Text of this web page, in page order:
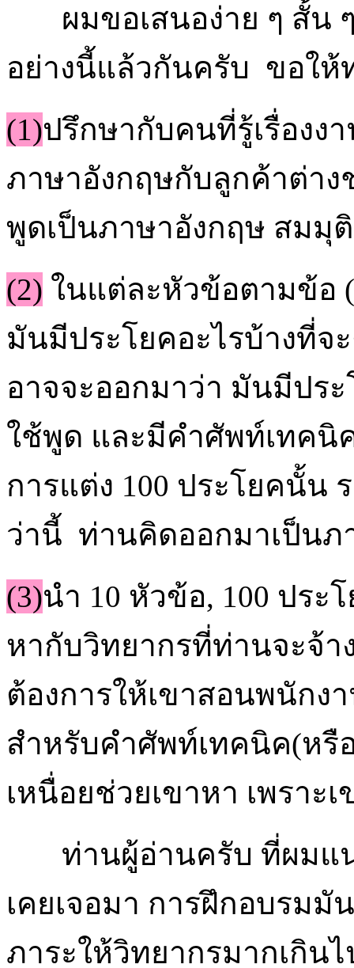
ผมขอเสนอง่าย ๆ สั้น
อย่างนี้แล้วกันครับ ขอให้
(1)ปรึกษากับคนที่รู้เรื่องง
ภาษาอังกฤษกับลูกค้าต่า
พูดเป็นภาษาอังกฤษ สมมุ
(2) ในแต่ละหัวข้อตามข้อ
มันมีประโยคอะไรบ้างที่จ
อาจจะออกมาว่า มันมีปร
ใช้พูด และมีคำศัพท์เทคนิ
การแต่ง 100 ประโยคนั้น
ว่านี้ ท่านคิดออกมาเป็นภ
(3)นำ 10 หัวข้อ, 100 ประ
หากับวิทยากรที่ท่านจะจ้า
ต้องการให้เขาสอนพนักง
สำหรับคำศัพท์เทคนิค(หรื
เหนื่อยช่วยเขาหา เพรา
ท่านผู้อ่านครับ ที่ผมแน
เคยเจอมา การฝึกอบรม
ภาระให้วิทยากรมากเกิน